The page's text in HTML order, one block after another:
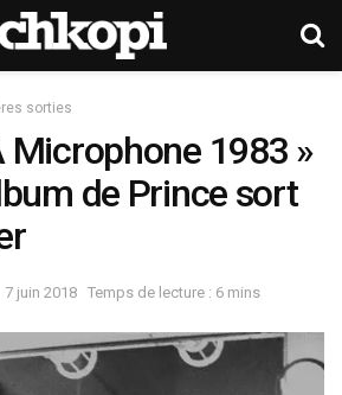
sorties
Microphone 1983 »
de Prince sort
7 juin 2018 Temps de lecture : 6 mins